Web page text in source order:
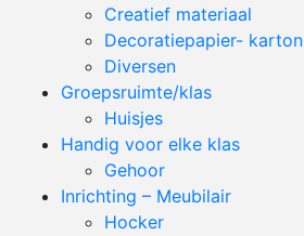
Creatief materiaal
Decoratiepapier- karton
Diversen
Groepsruimte/klas
Huisjes
Handig voor elke klas
Gehoor
Inrichting – Meubilair
Hocker